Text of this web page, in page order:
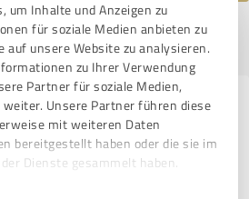
um Inhalte und Anzeigen zu
für soziale Medien anbieten zu
auf unsere Website zu analysieren.
zu Ihrer Verwendung
Partner für soziale Medien,
weiter. Unsere Partner führen diese
mit weiteren Daten
bereitgestellt haben oder die sie im
Dienste gesammelt haben.
|Letzte Aktualisierung: 16.01.2020|Profil
melden
zu weiteren
dem Bereich IT-